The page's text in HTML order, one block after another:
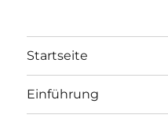
Startseite
Einführung